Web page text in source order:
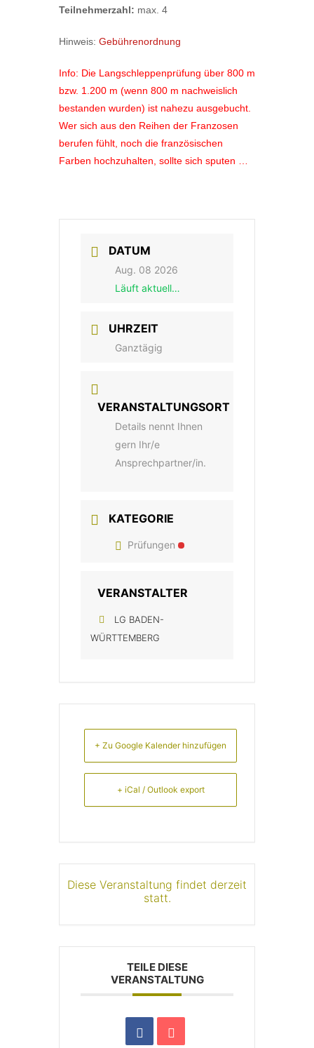
Teilnehmerzahl: max. 4
Hinweis: Gebührenordnung
Info: Die Langschleppenprüfung über 800 m
bzw. 1.200 m (wenn 800 m nachweislich
bestanden wurden) ist nahezu ausgebucht.
Wer sich aus den Reihen der Franzosen
berufen fühlt, noch die französischen
Farben hochzuhalten, sollte sich sputen …
DATUM
Aug. 08 2026
Läuft aktuell…
UHRZEIT
Ganztägig
VERANSTALTUNGSORT
Details nennt Ihnen
gern Ihr/e
Ansprechpartner/in.
KATEGORIE
Prüfungen
VERANSTALTER
LG BADEN-
WÜRTTEMBERG
+ Zu Google Kalender hinzufügen
+ iCal / Outlook export
Diese Veranstaltung findet derzeit
statt.
TEILE DIESE
VERANSTALTUNG